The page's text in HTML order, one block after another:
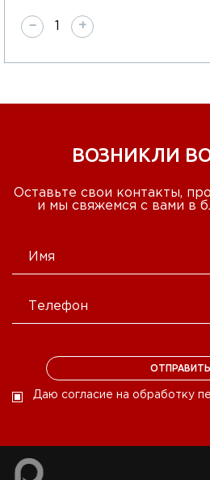
− +
ВОЗНИКЛИ
Оставьте свои контакты,
и мы свяжемся с вами в
Даю согласие на обработку